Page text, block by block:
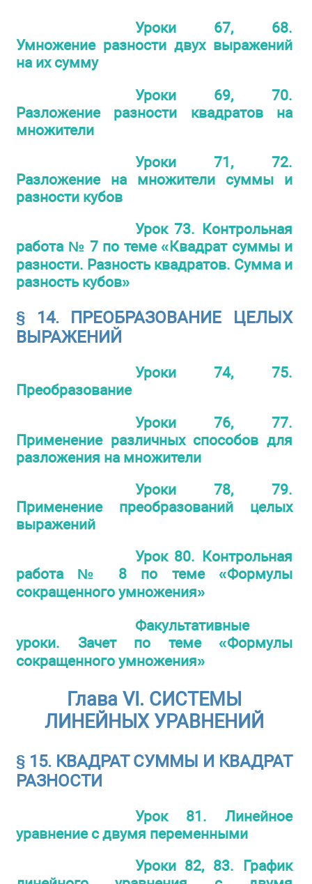
Уроки 67, 68.
Умножение разности двух выражений
на их сумму
Уроки 69, 70.
Разложение разности квадратов на
множители
Уроки 71, 72.
Разложение на множители суммы и
разности кубов
Урок 73. Контрольная
работа № 7 по теме «Квадрат суммы и
разности. Разность квадратов. Сумма и
разность кубов»
§ 14. ПРЕОБРАЗОВАНИЕ ЦЕЛЫХ
ВЫРАЖЕНИЙ
Уроки 74, 75.
Преобразование
Уроки 76, 77.
Применение различных способов для
разложения на множители
Уроки 78, 79.
Применение преобразований целых
выражений
Урок 80. Контрольная
работа № 8 по теме «Формулы
сокращенного умножения»
Факультативные
уроки. Зачет по теме «Формулы
сокращенного умножения»
Глава VI. СИСТЕМЫ
ЛИНЕЙНЫХ УРАВНЕНИЙ
§ 15. КВАДРАТ СУММЫ И КВАДРАТ
РАЗНОСТИ
Урок 81. Линейное
уравнение с двумя переменными
Уроки 82, 83. График